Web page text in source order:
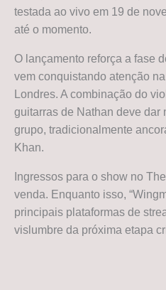
testada ao vivo em 19 de
até o momento.
O lançamento reforça a fase
vem conquistando atenção
Londres. A combinação do
guitarras de Nathan deve dar
grupo, tradicionalmente
Khan.
Ingressos para o show no
venda. Enquanto isso,
principais plataformas de
vislumbre da próxima etapa